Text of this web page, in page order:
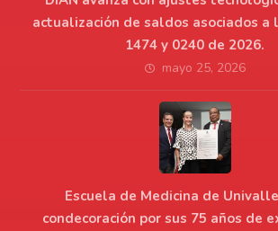
actualización de saldos asociados a
1474 y 0240 de 2026.
mayo 25, 2026
Escuela de Medicina de
condecoración por sus 75 años de